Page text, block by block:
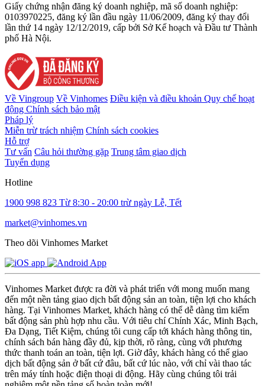
Giấy chứng nhận đăng ký doanh nghiệp, mã số doanh nghiệp:
0103970225, đăng ký lần đầu ngày 11/06/2009, đăng ký thay đổi
lần thứ 14 ngày 12/12/2019, cấp bởi Sở Kế hoạch và Đầu tư Thành
phố Hà Nội.
Về Vingroup Về Vinhomes Điều kiện và điều khoản Quy chế hoạt
động Chính sách bảo mật
Pháp lý
Miễn trừ trách nhiệm Chính sách cookies
Hỗ trợ
Tư vấn Câu hỏi thường gặp Trung tâm giao dịch
Tuyển dụng
Hotline
1900 998 823 Từ 8:30 - 20:00 trừ ngày Lễ, Tết
market@vinhomes.vn
Theo dõi Vinhomes Market
Vinhomes Market được ra đời và phát triển với mong muốn mang
đến một nền tảng giao dịch bất động sản an toàn, tiện lợi cho khách
hàng. Tại Vinhomes Market, khách hàng có thể dễ dàng tìm kiếm
bất động sản phù hợp nhu cầu. Với tiêu chí Chính Xác, Minh Bạch,
Đa Dạng, Tiết Kiệm, chúng tôi cung cấp tới khách hàng thông tin,
chính sách bán hàng đầy đủ, kịp thời, rõ ràng, cùng với phương
thức thanh toán an toàn, tiện lợi. Giờ đây, khách hàng có thể giao
dịch bất động sản ở bất cứ đâu, bất cứ lúc nào, với chỉ vài thao tác
trên máy tính hoặc điện thoại di động. Hãy cùng chúng tôi trải